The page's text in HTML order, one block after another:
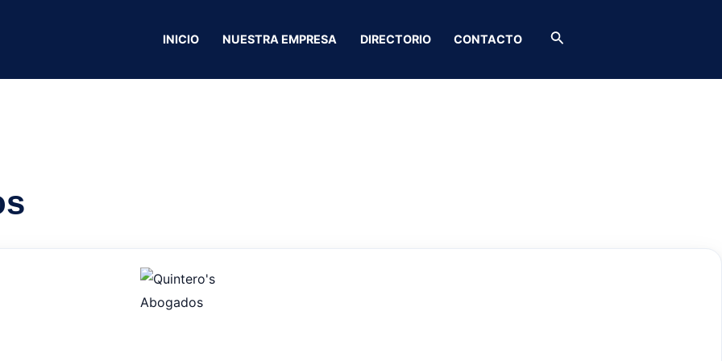
INICIO NUESTRA EMPRESA DIRECTORIO CONTACTO Buscar
Gas Motoexpress